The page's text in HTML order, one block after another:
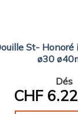
St-
ø30
Dés
CHF